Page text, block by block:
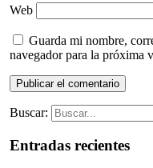
Web
Guarda mi nombre,
navegador para la próxima
Buscar:
Entradas recientes